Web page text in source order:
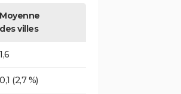
Moyenne
des villes
1,6
0,1 (2,7 %)